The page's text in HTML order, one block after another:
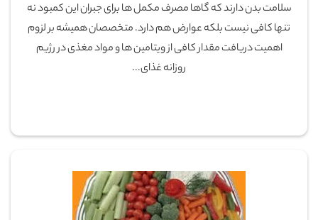
سلامت بدن دارند که گاها مصرف مکمل ها برای جبران این کمبود نه
تنها کافی نیست بلکه عوارض هم دارد. متخصصان همیشه بر لزوم
اهمیت دریافت مقدار کافی از ویتامین ها و مواد مغذی در رژیم
روزانه غذای...